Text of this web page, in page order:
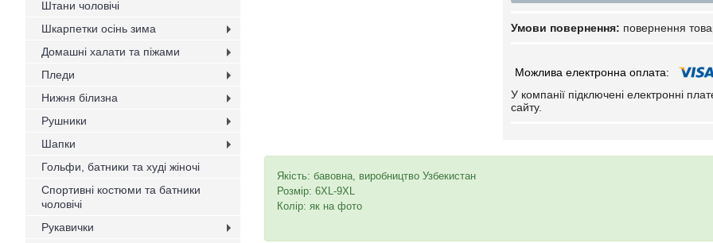
повернення
У компанії підключені електронні
сайту.
Якість: бавовна, виробництво Узбекистан
Розмір: 6XL-9XL
Колір: як на фото
Штани чоловічі
Шкарпетки осінь зима
Домашні халати та піжами
Пледи
Нижня білизна
Рушники
Шапки
Гольфи, батники та худі жіночі
Спортивні костюми та батники
чоловічі
Рукавички